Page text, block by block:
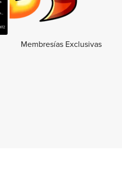
Membresías Exclusivas